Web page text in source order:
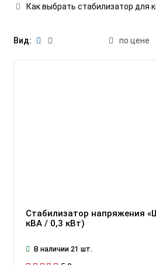
Как выбрать стабилизатор для
Вид: по цене
Стабилизатор напряжения
кВА / 0,3 кВт)
В наличии 21 шт.